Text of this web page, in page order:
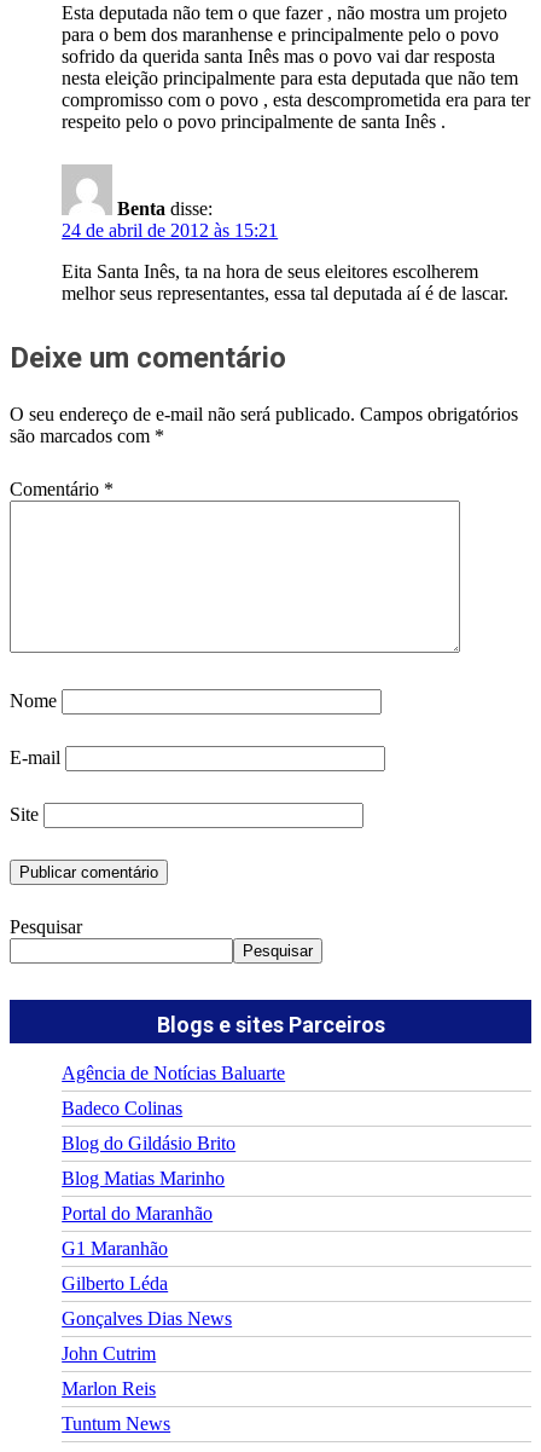
Esta deputada não tem o que fazer , não mostra um projeto
para o bem dos maranhense e principalmente pelo o povo
sofrido da querida santa Inês mas o povo vai dar resposta
nesta eleição principalmente para esta deputada que não tem
compromisso com o povo , esta descomprometida era para ter
respeito pelo o povo principalmente de santa Inês .
Benta disse:
24 de abril de 2012 às 15:21
Eita Santa Inês, ta na hora de seus eleitores escolherem
melhor seus representantes, essa tal deputada aí é de lascar.
Deixe um comentário
O seu endereço de e-mail não será publicado. Campos obrigatórios
são marcados com *
Comentário *
Nome
E-mail
Site
Pesquisar
Pesquisar
Blogs e sites Parceiros
Agência de Notícias Baluarte
Badeco Colinas
Blog do Gildásio Brito
Blog Matias Marinho
Portal do Maranhão
G1 Maranhão
Gilberto Léda
Gonçalves Dias News
John Cutrim
Marlon Reis
Tuntum News